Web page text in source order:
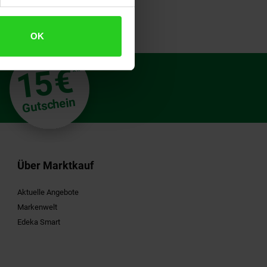
OK
15€**
Gutschein
Über Marktkauf
Aktuelle Angebote
Markenwelt
Edeka Smart